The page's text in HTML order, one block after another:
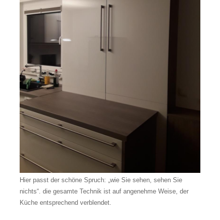
Hier passt der schöne Spruch: „wie Sie sehen, sehen Sie
nichts“. die gesamte Technik ist auf angenehme Weise, der
Küche entsprechend verblendet.